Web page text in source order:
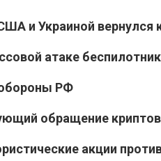
и Украиной вернулся
атаке
РФ
обращение
акции